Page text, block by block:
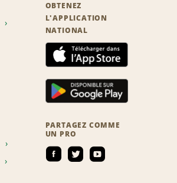
OBTENEZ
L'APPLICATION
NATIONAL
PARTAGEZ COMME
UN PRO